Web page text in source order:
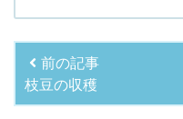
前の記事
枝豆の収穫